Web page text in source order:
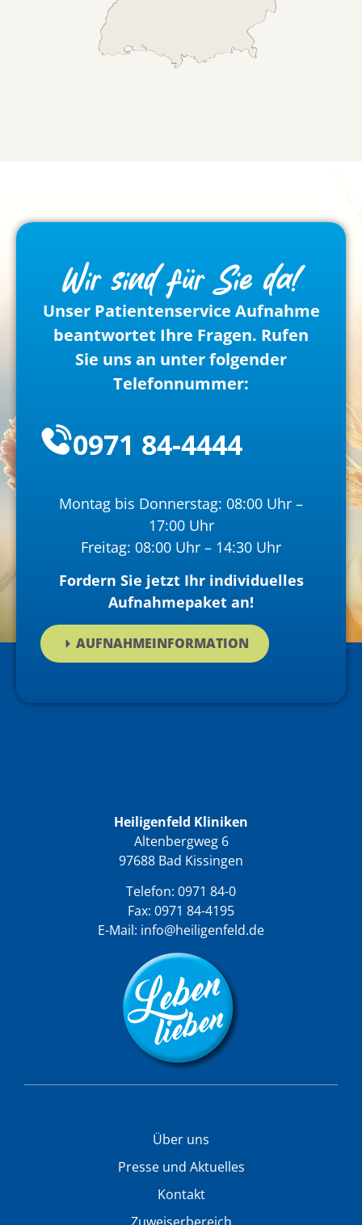
Wir sind für Sie da!
Unser Patientenservice Aufnahme
beantwortet Ihre Fragen. Rufen
Sie uns an unter folgender
Telefonnummer:
0971 84-4444
Montag bis Donnerstag: 08:00 Uhr –
17:00 Uhr
Freitag: 08:00 Uhr – 14:30 Uhr
Fordern Sie jetzt Ihr individuelles
Aufnahmepaket an!
AUFNAHMEINFORMATION
Heiligenfeld Kliniken
Altenbergweg 6
97688 Bad Kissingen
Telefon: 0971 84-0
Fax: 0971 84-4195
E-Mail: info@heiligenfeld.de
Über uns
Presse und Aktuelles
Kontakt